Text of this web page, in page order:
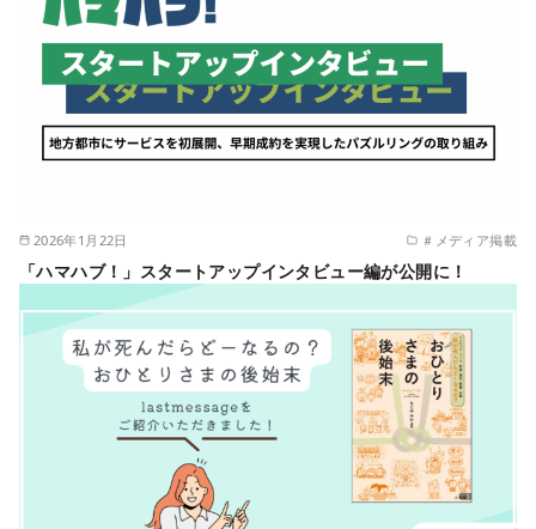
2026年1月22日 ＃メディア掲載
「ハマハブ！」スタートアップインタビュー編が公開に！